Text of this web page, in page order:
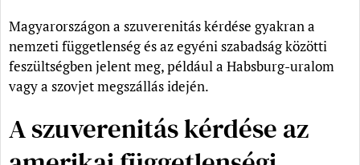
Magyarországon a szuverenitás kérdése gyakran a
nemzeti függetlenség és az egyéni szabadság közötti
feszültségben jelent meg, például a Habsburg-uralom
vagy a szovjet megszállás idején.
A szuverenitás kérdése az